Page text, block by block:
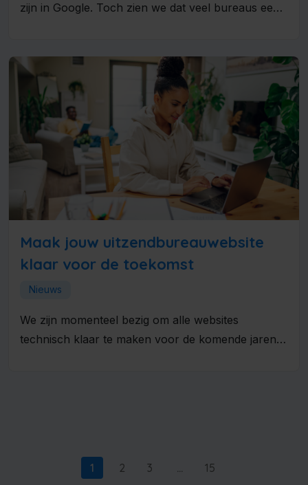
zijn in Google. Toch zien we dat veel bureaus een
Maak jouw uitzendbureauwebsite
klaar voor de toekomst
Nieuws
We zijn momenteel bezig om alle websites
technisch klaar te maken voor de komende jaren.
1 2 3 15